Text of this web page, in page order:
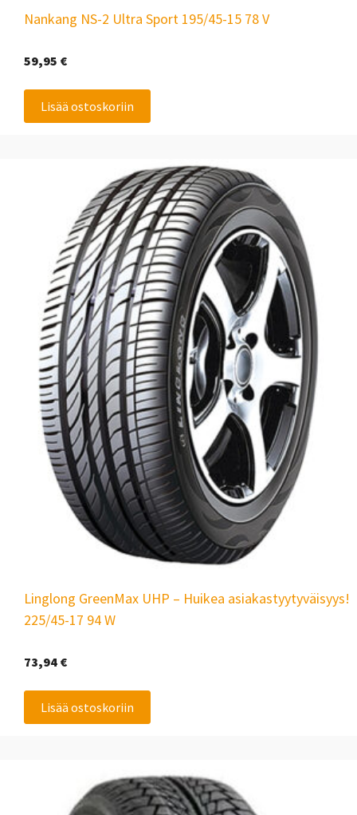
Nankang NS-2 Ultra Sport 195/45-15 78 V
59,95 €
Lisää ostoskoriin
Linglong GreenMax UHP – Huikea asiakastyytyväisyys!
225/45-17 94 W
73,94 €
Lisää ostoskoriin